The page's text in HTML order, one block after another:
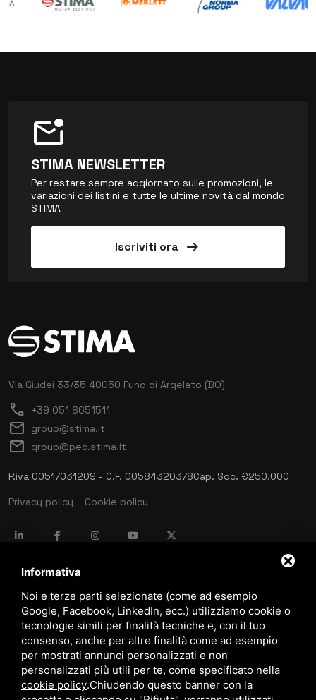
mark_email_unread
STIMA NEWSLETTER
Per restare sempre aggiornato sulle promozioni, le
variazioni dei listini e tutte le ultime novità dal mondo
STIMA
Iscriviti ora arrow_right_alt
Via Giudei 33/35 40050 Funo di Argelato (BO)
call +39 051 8651511
mail group@stima.it
mail group@pec.stima.it
P.iva 00517031209 - C.F. 00584320378Cap. Soc. €250.000
Privacy policy
Cookie policy
language ITALIANO
download Catalogo Stima
download Politica qualità e sicurezza
Informativa
Noi e terze parti selezionate (come ad esempio
Google, Facebook, LinkedIn, ecc.) utilizziamo cookie o
tecnologie simili per finalità tecniche e, con il tuo
consenso, anche per altre finalità come ad esempio
per mostrati annunci personalizzati e non
personalizzati più utili per te, come specificato nella
cookie policy.Chiudendo questo banner con la